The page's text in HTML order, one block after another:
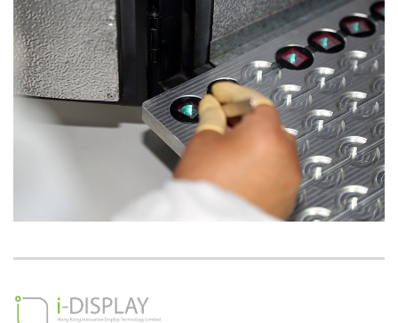
Image
Image
Left
Image
Image